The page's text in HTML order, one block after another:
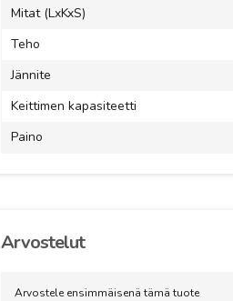
Mitat (LxKxS)
Teho
Jännite
Keittimen kapasiteetti
Paino
Arvostelut
Arvostele ensimmäisenä tämä tuote